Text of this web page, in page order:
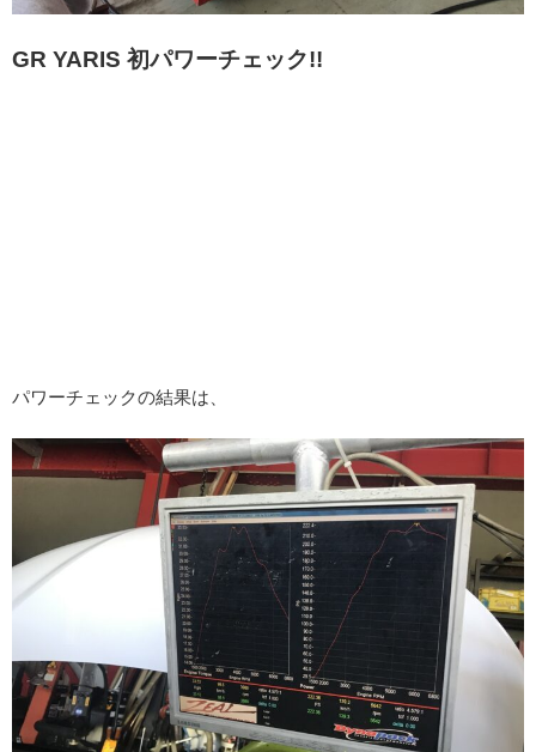
GR YARIS 初パワーチェック!!
パワーチェックの結果は、